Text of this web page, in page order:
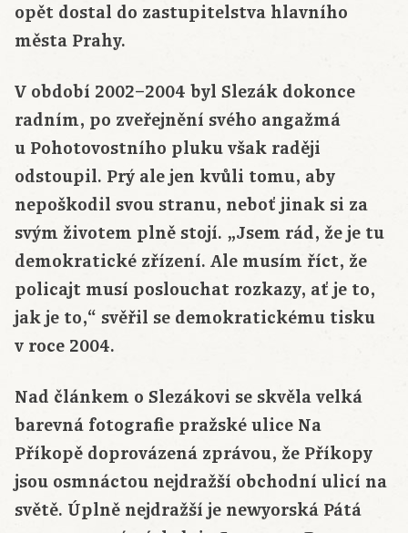
opět dostal do zastupitelstva hlavního
města Prahy.
V období 2002–2004 byl Slezák dokonce
radním, po zveřejnění svého angažmá
u Pohotovostního pluku však raději
odstoupil. Prý ale jen kvůli tomu, aby
nepoškodil svou stranu, neboť jinak si za
svým životem plně stojí. „Jsem rád, že je tu
demokratické zřízení. Ale musím říct, že
policajt musí poslouchat rozkazy, ať je to,
jak je to,“ svěřil se demokratickému tisku
v roce 2004.
Nad článkem o Slezákovi se skvěla velká
barevná fotografie pražské ulice Na
Příkopě doprovázená zprávou, že Příkopy
jsou osmnáctou nejdražší obchodní ulicí na
světě. Úplně nejdražší je newyorská Pátá